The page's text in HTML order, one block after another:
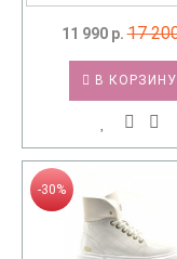
11 990 р. 17
В КОРЗИНУ
-30%